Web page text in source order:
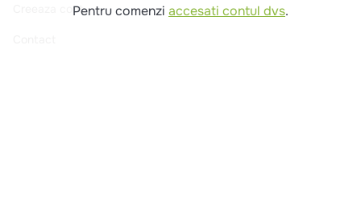
Pentru comenzi accesati contul dvs.
Creeaza cont